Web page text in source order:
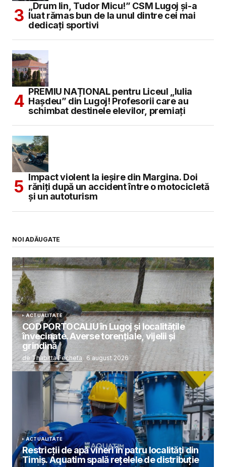
„Drum lin, Tudor Micu!” CSM Lugoj și-a
luat rămas bun de la unul dintre cei mai
dedicați sportivi
PREMIU NAȚIONAL pentru Liceul „Iulia
Hașdeu” din Lugoj! Profesorii care au
schimbat destinele elevilor, premiați
Impact violent la ieșire din Margina. Doi
răniți după un accident între o motocicletă
și un autoturism
NOI ADĂUGATE
ACTUALITATE
COD PORTOCALIU în Lugoj și localitățile
învecinate. Averse torențiale, vijelii și
grindină
de Thabitta Fecheta 6 august 2026
ACTUALITATE
Restricții de apă vineri în patru localități din
Timiș. Aquatim spală rețelele de distribuție